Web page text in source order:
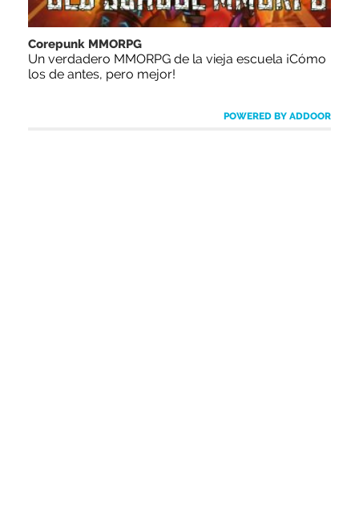
Corepunk MMORPG
Un verdadero MMORPG de la vieja escuela ¡Cómo
los de antes, pero mejor!
POWERED BY ADDOOR